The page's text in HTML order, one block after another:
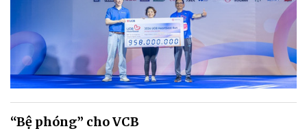
“Bệ phóng” cho VCB